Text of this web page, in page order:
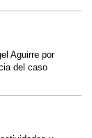
Aguirre por
del caso